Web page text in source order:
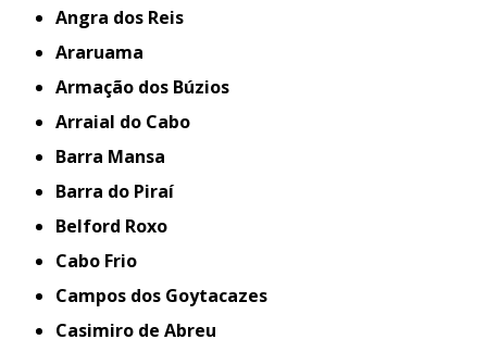
Angra dos Reis
Araruama
Armação dos Búzios
Arraial do Cabo
Barra Mansa
Barra do Piraí
Belford Roxo
Cabo Frio
Campos dos Goytacazes
Casimiro de Abreu